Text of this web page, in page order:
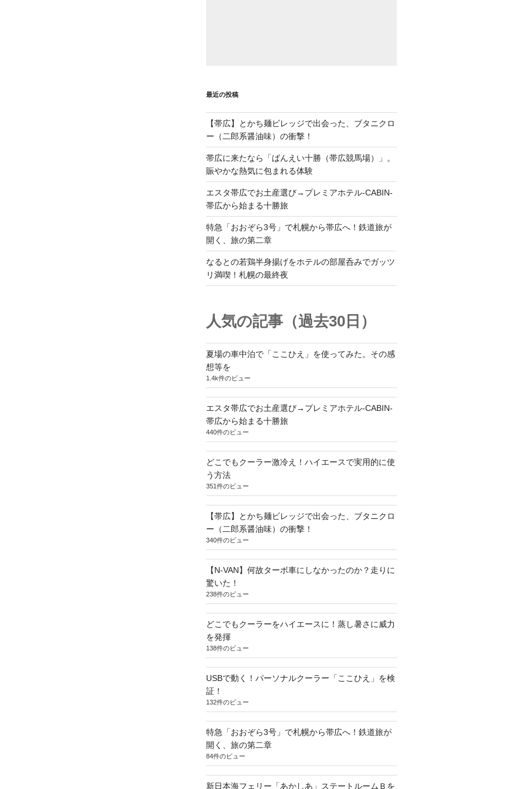
最近の投稿
【帯広】とかち麺ビレッジで出会った、ブタニクロ
ー（二郎系醤油味）の衝撃！
帯広に来たなら「ばんえい十勝（帯広競馬場）」。
賑やかな熱気に包まれる体験
エスタ帯広でお土産選び→プレミアホテル-CABIN-
帯広から始まる十勝旅
特急「おおぞら3号」で札幌から帯広へ！鉄道旅が
開く、旅の第二章
なるとの若鶏半身揚げをホテルの部屋呑みでガッツ
リ満喫！札幌の最終夜
人気の記事（過去30日）
夏場の車中泊で「ここひえ」を使ってみた。その感
想等を
1.4k件のビュー
エスタ帯広でお土産選び→プレミアホテル-CABIN-
帯広から始まる十勝旅
440件のビュー
どこでもクーラー激冷え！ハイエースで実用的に使
う方法
351件のビュー
【帯広】とかち麺ビレッジで出会った、ブタニクロ
ー（二郎系醤油味）の衝撃！
340件のビュー
【N-VAN】何故ターボ車にしなかったのか？走りに
驚いた！
238件のビュー
どこでもクーラーをハイエースに！蒸し暑さに威力
を発揮
138件のビュー
USBで動く！パーソナルクーラー「ここひえ」を検
証！
132件のビュー
特急「おおぞら3号」で札幌から帯広へ！鉄道旅が
開く、旅の第二章
84件のビュー
新日本海フェリー「あかしあ」ステートルームＢを